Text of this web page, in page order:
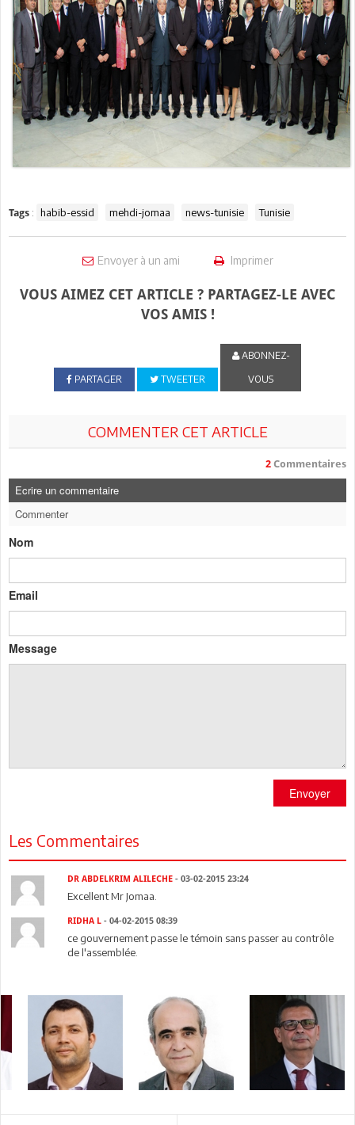
Tags : habib-essid mehdi-jomaa news-tunisie Tunisie
Envoyer à un ami Imprimer
VOUS AIMEZ CET ARTICLE ? PARTAGEZ-LE AVEC
VOS AMIS !
PARTAGER TWEETER
ABONNEZ-
VOUS
COMMENTER CET ARTICLE
2 Commentaires
Ecrire un commentaire
Commenter
Nom
Email
Message
Envoyer
Les Commentaires
DR ABDELKRIM ALILECHE - 03-02-2015 23:24
Excellent Mr Jomaa.
RIDHA L - 04-02-2015 08:39
ce gouvernement passe le témoin sans passer au contrôle
de l'assemblée.